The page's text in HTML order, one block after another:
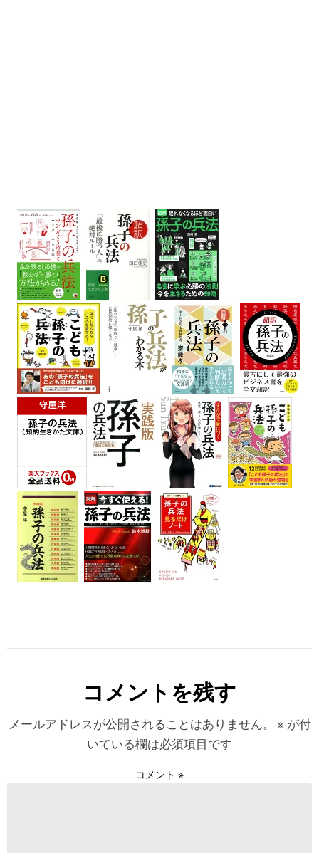
コメントを残す
メールアドレスが公開されることはありません。 ※ が付
いている欄は必須項目です
コメント ※